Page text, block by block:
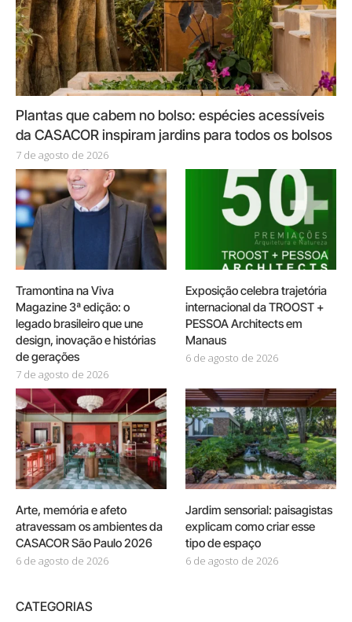
Plantas que cabem no bolso: espécies acessíveis
da CASACOR inspiram jardins para todos os bolsos
7 de agosto de 2026
Tramontina na Viva
Magazine 3ª edição: o
legado brasileiro que une
design, inovação e histórias
de gerações
7 de agosto de 2026
Exposição celebra trajetória
internacional da TROOST +
PESSOA Architects em
Manaus
6 de agosto de 2026
Arte, memória e afeto
atravessam os ambientes da
CASACOR São Paulo 2026
6 de agosto de 2026
Jardim sensorial: paisagistas
explicam como criar esse
tipo de espaço
6 de agosto de 2026
CATEGORIAS